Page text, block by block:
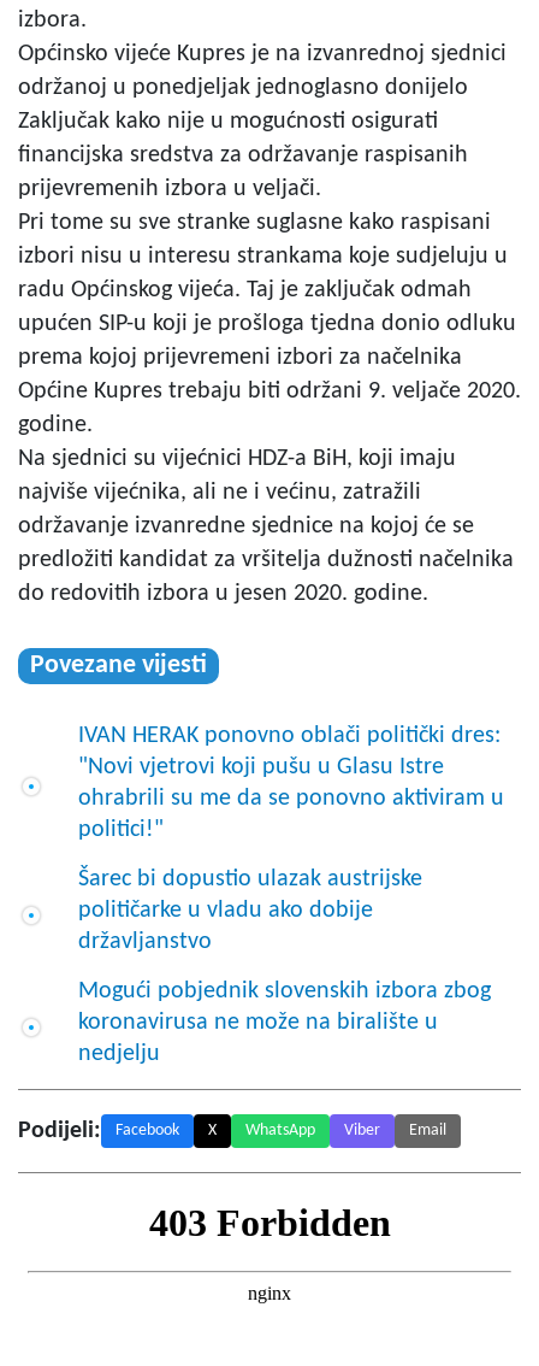
izbora.
Općinsko vijeće Kupres je na izvanrednoj sjednici
održanoj u ponedjeljak jednoglasno donijelo
Zaključak kako nije u mogućnosti osigurati
financijska sredstva za održavanje raspisanih
prijevremenih izbora u veljači.
Pri tome su sve stranke suglasne kako raspisani
izbori nisu u interesu strankama koje sudjeluju u
radu Općinskog vijeća. Taj je zaključak odmah
upućen SIP-u koji je prošloga tjedna donio odluku
prema kojoj prijevremeni izbori za načelnika
Općine Kupres trebaju biti održani 9. veljače 2020.
godine.
Na sjednici su vijećnici HDZ-a BiH, koji imaju
najviše vijećnika, ali ne i većinu, zatražili
održavanje izvanredne sjednice na kojoj će se
predložiti kandidat za vršitelja dužnosti načelnika
do redovitih izbora u jesen 2020. godine.
Povezane vijesti
IVAN HERAK ponovno oblači politički dres:
"Novi vjetrovi koji pušu u Glasu Istre
ohrabrili su me da se ponovno aktiviram u
politici!"
Šarec bi dopustio ulazak austrijske
političarke u vladu ako dobije
državljanstvo
Mogući pobjednik slovenskih izbora zbog
koronavirusa ne može na biralište u
nedjelju
Podijeli: Facebook X WhatsApp Viber Email